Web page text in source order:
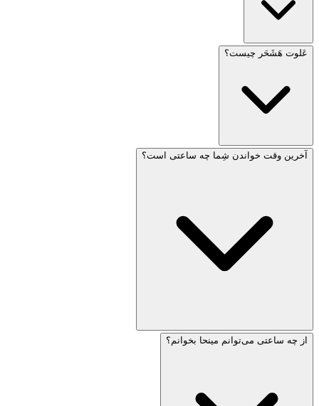
زمانیم (זמנים) به معنای «اوقات» در عبری است و به اوقات
اساس موقعیت خورشید محاسبه می‌شوند و بسته به موقعیت و
فصل سال متفاوت هستند.
عَلوت هَشَحَر چیست؟
عَلوت هَشَحَر (سپیده‌دم) اولین وقتی است که می‌توان برخی
برخی نمازها و برکت‌های صبح‌گاهی را می‌توان از این زمان خواند.
آخرین وقت خواندن شِما چه ساعتی است؟
شِما باید قبل از «سوف زمان شِما» (סוף זמן שמע) خوانده شود،
از چه ساعتی می‌توانم مینحا بخوانم؟